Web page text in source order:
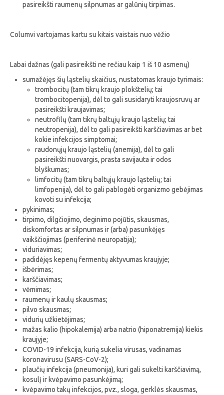
pasireikšti raumenų silpnumas ar galūnių tirpimas.
Columvi vartojamas kartu su kitais vaistais nuo vėžio
Labai dažnas (gali pasireikšti ne rečiau kaip 1 iš 10 asmenų)
sumažėjęs šių ląstelių skaičius, nustatomas kraujo tyrimais:
trombocitų (tam tikrų kraujo plokštelių; tai
trombocitopenija), dėl to gali susidaryti kraujosruvų ar
pasireikšti kraujavimas;
neutrofilų (tam tikrų baltųjų kraujo ląstelių; tai
neutropenija), dėl to gali pasireikšti karščiavimas ar bet
kokie infekcijos simptomai;
raudonųjų kraujo ląstelių (anemija), dėl to gali
pasireikšti nuovargis, prasta savijauta ir odos
blyškumas;
limfocitų (tam tikrų baltųjų kraujo ląstelių; tai
limfopenija), dėl to gali pablogėti organizmo gebėjimas
kovoti su infekcija;
pykinimas;
tirpimo, dilgčiojimo, deginimo pojūtis, skausmas,
diskomfortas ar silpnumas ir (arba) pasunkėjęs
vaikščiojimas (periferinė neuropatija);
viduriavimas;
padidėjęs kepenų fermentų aktyvumas kraujyje;
išbėrimas;
karščiavimas;
vėmimas;
raumenų ir kaulų skausmas;
pilvo skausmas;
vidurių užkietėjimas;
mažas kalio (hipokalemija) arba natrio (hiponatremija) kiekis
kraujyje;
COVID-19 infekcija, kurią sukelia virusas, vadinamas
koronavirusu (SARS-CoV-2);
plaučių infekcija (pneumonija), kuri gali sukelti karščiavimą,
kosulį ir kvėpavimo pasunkėjimą;
kvėpavimo takų infekcijos, pvz., sloga, gerklės skausmas,